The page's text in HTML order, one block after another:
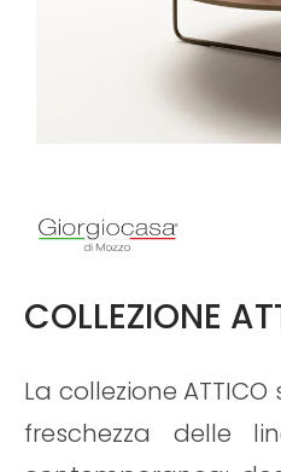
COLLEZIONE
La collezione
freschezza delle